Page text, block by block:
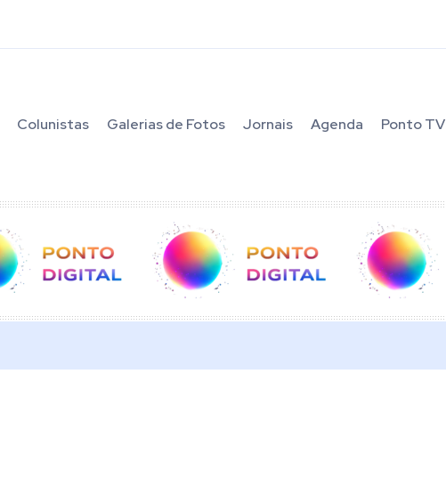
Colunistas Galerias de Fotos Jornais Agenda Ponto TV